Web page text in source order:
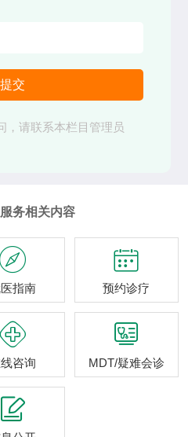
提交
，请联系本栏目管理员
务相关内容

指南

预约诊疗

咨询

MDT/疑难会诊
